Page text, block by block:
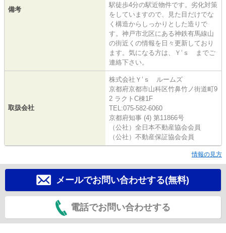
備考
駅徒歩4分の駅近物件です。劣化対策
をしていますので、見た目だけでな
く構造からしっかりとした造りで
す。神戸市北区にある神鉄有馬線山
の街近くの情報を日々更新しており
ます。気になる方は、Ｙ‘ｓ までご
連絡下さい。
取扱会社
株式会社Ｙ‘ｓ ルームズ
京都府京都市山科区竹鼻竹ノ街道町9
2 ラクトC棟1F
TEL:075-582-6060
京都府知事 (4) 第11866号
（公社）全日本不動産協会会員
（公社）不動産保証協会会員
情報の見方
メールでお問い合わせする(無料)
電話でお問い合わせする